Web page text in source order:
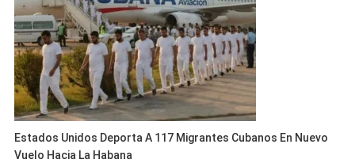
Estados Unidos Deporta A 117 Migrantes Cubanos En Nuevo
Vuelo Hacia La Habana